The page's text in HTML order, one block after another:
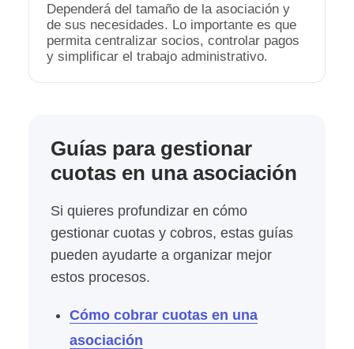
Dependerá del tamaño de la asociación y
de sus necesidades. Lo importante es que
permita centralizar socios, controlar pagos
y simplificar el trabajo administrativo.
Guías para gestionar
cuotas en una asociación
Si quieres profundizar en cómo
gestionar cuotas y cobros, estas guías
pueden ayudarte a organizar mejor
estos procesos.
Cómo cobrar cuotas en una
asociación